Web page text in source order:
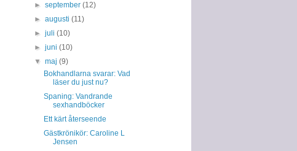
►september(12)
►augusti(11)
►juli(10)
►juni(10)
▼maj(9)
Bokhandlarna svarar: Vad
läser du just nu?
Spaning: Vandrande
sexhandböcker
Ett kärt återseende
Gästkrönikör: Caroline L
Jensen